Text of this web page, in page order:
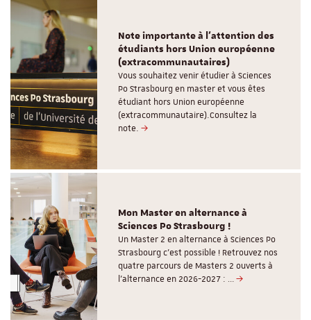
Note importante à l'attention des
étudiants hors Union européenne
(extracommunautaires)
Vous souhaitez venir étudier à Sciences
Po Strasbourg en master et vous êtes
étudiant hors Union européenne
(extracommunautaire).Consultez la
note.
Mon Master en alternance à
Sciences Po Strasbourg !
Un Master 2 en alternance à Sciences Po
Strasbourg c'est possible ! Retrouvez nos
quatre parcours de Masters 2 ouverts à
l'alternance en 2026-2027 : …